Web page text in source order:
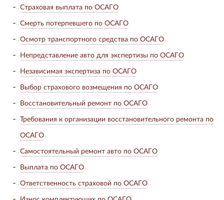
Страховая выплата по ОСАГО
Смерть потерпевшего по ОСАГО
Осмотр транспортного средства по ОСАГО
Непредставление авто для экспертизы по ОСАГО
Независимая экспертиза по ОСАГО
Выбор страхового возмещения по ОСАГО
Восстановительный ремонт по ОСАГО
Требования к организации восстановительного ремонта по
ОСАГО
Самостоятельный ремонт авто по ОСАГО
Выплата по ОСАГО
Ответственность страховой по ОСАГО